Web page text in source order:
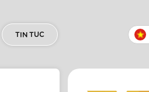
TIN TUC